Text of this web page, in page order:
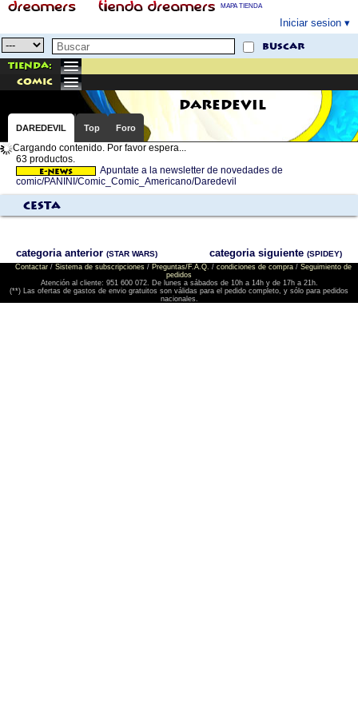
MAPA TIENDA
Iniciar sesion
buscar
Tienda:
comic
DAREDEVIL
DAREDEVIL Top Foro
Cargando contenido. Por favor espera...
63 productos.
Apuntate a la newsletter de novedades de
comic/PANINI/Comic_Comic_Americano/Daredevil
Cesta
categoria anterior (STAR WARS) categoria siguiente (SPIDEY)
Contactar/ Sistema de subscripciones/ Preguntas/F.A.Q. / condiciones de compra/ Seguimiento de
pedidos
Atención al cliente: 951 600 072. De lunes a sábados de 10h a 14h y de 17h a 21h.
(**) Las ofertas de gastos de envio gratuitos son válidas para el pedido completo, y sólo para pedidos
nacionales.